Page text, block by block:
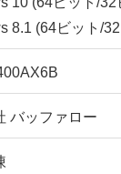
8.1 (64ビット/32
バッファロー